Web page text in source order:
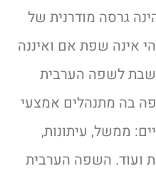
גרסה מודרנית של
אינה שפת אם ואיננה
לשפה הערבית
בה מתנהלים אמצעי
ממשל, עיתונות,
ועוד. השפה הערבית